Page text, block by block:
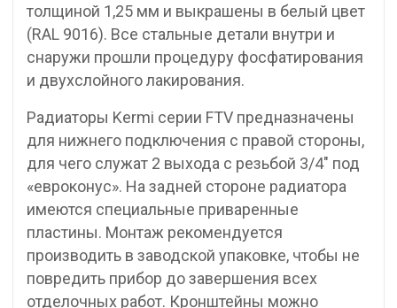
толщиной 1,25 мм и выкрашены в белый цвет
(RAL 9016). Все стальные детали внутри и
снаружи прошли процедуру фосфатирования
и двухслойного лакирования.
Радиаторы Kermi серии FTV предназначены
для нижнего подключения с правой стороны,
для чего служат 2 выхода с резьбой 3/4″ под
«евроконус». На задней стороне радиатора
имеются специальные приваренные
пластины. Монтаж рекомендуется
производить в заводской упаковке, чтобы не
повредить прибор до завершения всех
отделочных работ. Кронштейны можно